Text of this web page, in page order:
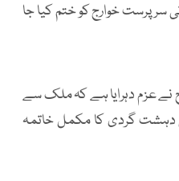
سرپرست خوارج کو ختم کیا جا
نے عزم دہرایا ہے کہ ملک سے
دہشت گردی کا مکمل خاتمہ